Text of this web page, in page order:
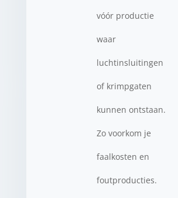
vóór productie
waar
luchtinsluitingen
of krimpgaten
kunnen ontstaan.
Zo voorkom je
faalkosten en
foutproducties.